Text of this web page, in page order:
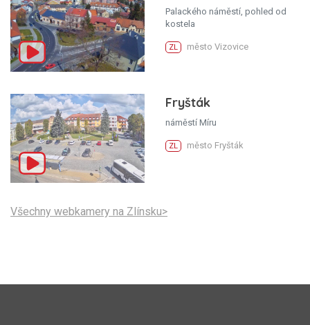
Palackého náměstí, pohled od
kostela
ZL město Vizovice
Fryšták
náměstí Míru
ZL město Fryšták
Všechny webkamery na Zlínsku>